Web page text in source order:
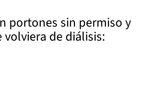
portones sin permiso y
de diálisis: